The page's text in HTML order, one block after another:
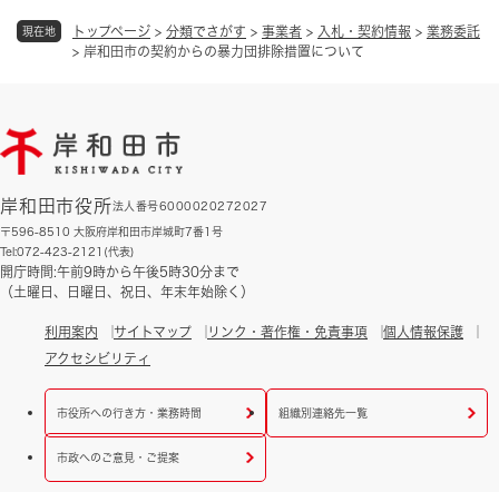
現在地 トップページ > 分類でさがす > 事業者 > 入札・契約情報 > 業務委託
> 岸和田市の契約からの暴力団排除措置について
岸和田市役所法人番号6000020272027
〒596-8510 大阪府岸和田市岸城町7番1号
Tel:072-423-2121(代表)
開庁時間:午前9時から午後5時30分まで
（土曜日、日曜日、祝日、年末年始除く）
利用案内 サイトマップ リンク・著作権・免責事項
個人情報保護
アクセシビリティ
市役所への行き方・業務時間 組織別連絡先一覧
市政へのご意見・ご提案